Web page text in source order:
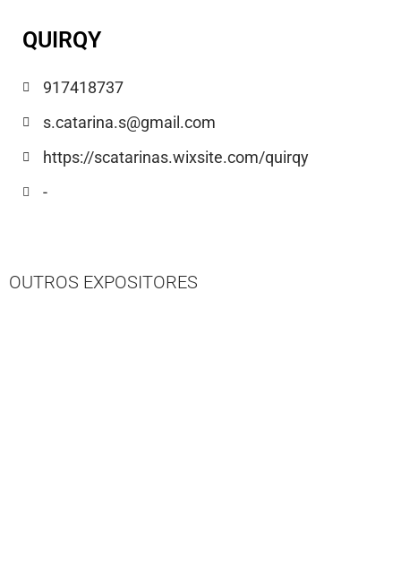
QUIRQY
917418737
s.catarina.s@gmail.com
https://scatarinas.wixsite.com/quirqy
-
OUTROS EXPOSITORES